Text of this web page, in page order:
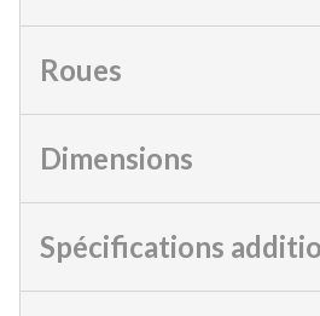
Roues
Dimensions
Spécifications